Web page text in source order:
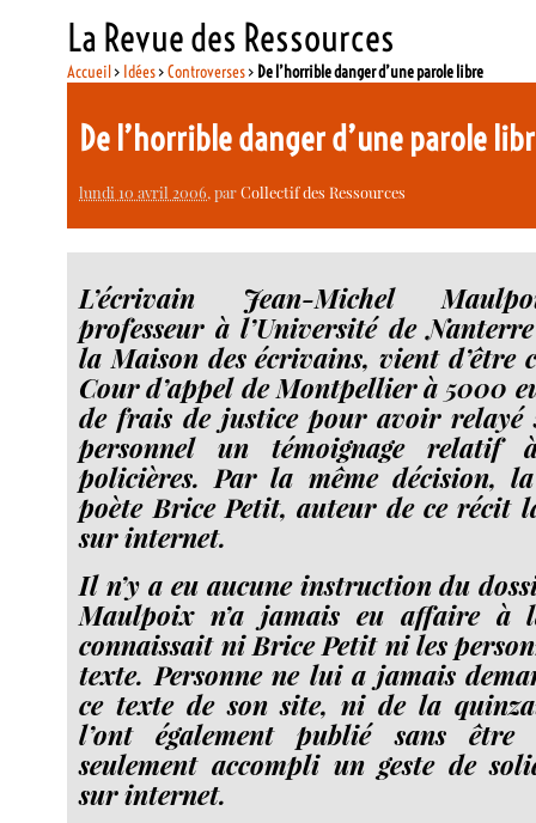
La Revue des Ressources
Accueil> Idées>Controverses> De l’horrible danger d’une parole libre
De l’horrible danger d’une parole
lundi 10 avril 2006, parCollectif des Ressources
L’écrivain Jean-Michel
professeur à l’Université de
la Maison des écrivains, vient d’être
Cour d’appel de Montpellier à 5000
de frais de justice pour avoir relayé
personnel un témoignage relatif
policières. Par la même décision,
poète Brice Petit, auteur de ce récit
sur internet.
Il n’y a eu aucune instruction du
Maulpoix n’a jamais eu affaire
connaissait ni Brice Petit ni les
texte. Personne ne lui a jamais
ce texte de son site, ni de la
l’ont également publié sans
seulement accompli un geste de
sur internet.